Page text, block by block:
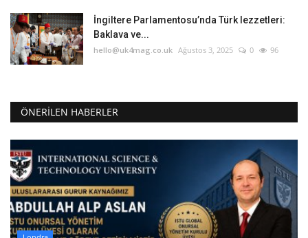
İngiltere Parlamentosu’nda Türk lezzetleri:
Baklava ve...
hello@uk4mag.co.uk Ağustos 3, 2025 0 96
ÖNERILEN HABERLER